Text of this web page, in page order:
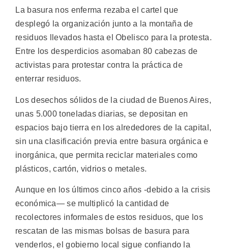
La basura nos enferma rezaba el cartel que
desplegó la organización junto a la montaña de
residuos llevados hasta el Obelisco para la protesta.
Entre los desperdicios asomaban 80 cabezas de
activistas para protestar contra la práctica de
enterrar residuos.
Los desechos sólidos de la ciudad de Buenos Aires,
unas 5.000 toneladas diarias, se depositan en
espacios bajo tierra en los alrededores de la capital,
sin una clasificación previa entre basura orgánica e
inorgánica, que permita reciclar materiales como
plásticos, cartón, vidrios o metales.
Aunque en los últimos cinco años -debido a la crisis
económica— se multiplicó la cantidad de
recolectores informales de estos residuos, que los
rescatan de las mismas bolsas de basura para
venderlos, el gobierno local sigue confiando la